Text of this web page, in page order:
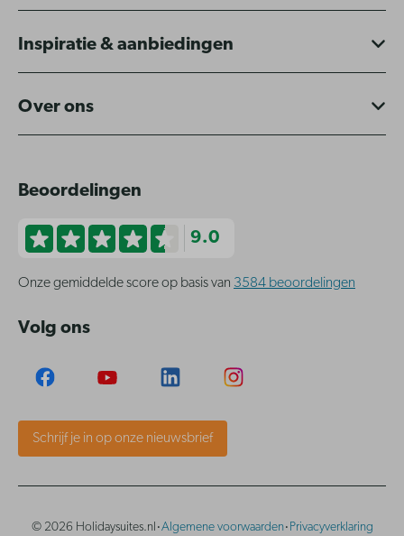
Inspiratie & aanbiedingen
Over ons
Beoordelingen
9.0
Onze gemiddelde score op basis van 3584 beoordelingen
Volg ons
Schrijf je in op onze nieuwsbrief
© 2026 Holidaysuites.nl ·Algemene voorwaarden· Privacyverklaring